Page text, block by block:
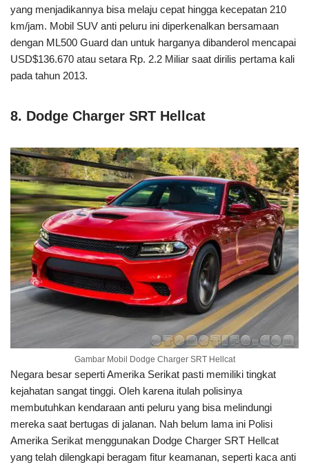
yang menjadikannya bisa melaju cepat hingga kecepatan 210
km/jam. Mobil SUV anti peluru ini diperkenalkan bersamaan
dengan ML500 Guard dan untuk harganya dibanderol mencapai
USD$136.670 atau setara Rp. 2.2 Miliar saat dirilis pertama kali
pada tahun 2013.
8. Dodge Charger SRT Hellcat
Gambar Mobil Dodge Charger SRT Hellcat
Negara besar seperti Amerika Serikat pasti memiliki tingkat
kejahatan sangat tinggi. Oleh karena itulah polisinya
membutuhkan kendaraan anti peluru yang bisa melindungi
mereka saat bertugas di jalanan. Nah belum lama ini Polisi
Amerika Serikat menggunakan Dodge Charger SRT Hellcat
yang telah dilengkapi beragam fitur keamanan, seperti kaca anti